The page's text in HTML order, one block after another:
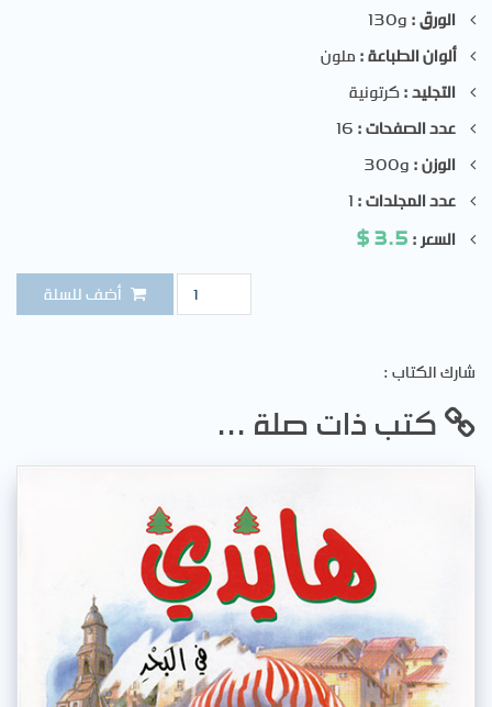
الورق : 130g
ألوان الطباعة : ملون
التجليد :كرتونية
عدد الصفحات : 16
الوزن : 300g
عدد المجلدات : 1
السعر : 3.5
$
الكمية
: شارك الكتاب